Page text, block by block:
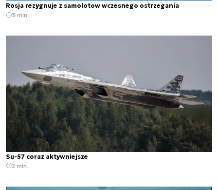
Rosja rezygnuje z samolotow wczesnego ostrzegania
3 min.
Su-57 coraz aktywniejsze
2 min.